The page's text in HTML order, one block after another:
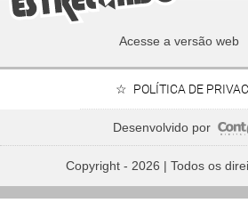
Timberg
Acesse a versão web
POLÍTICA DE
Desenvolvido por
Copyright - 2026 | Todos os